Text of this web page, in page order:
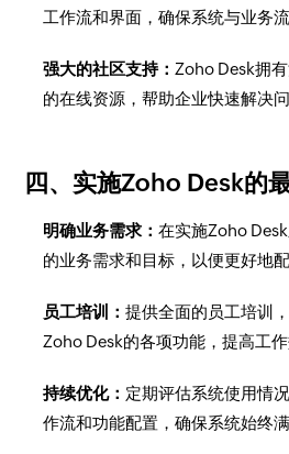
工作流和界面，确保系统与业务
强大的社区支持： Zoho Desk拥
的在线资源，帮助企业快速解决
四、实施Zoho Desk的
明确业务需求：在实施Zoho
的业务需求和目标，以便更好地
员工培训：提供全面的员工培训
Zoho Desk的各项功能，提高工作
持续优化： 定期评估系统使用情
作流和功能配置，确保系统始终满